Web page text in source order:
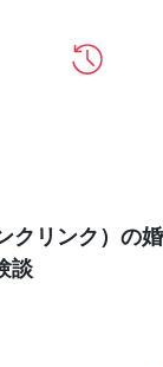
プ
クリンク）の
談